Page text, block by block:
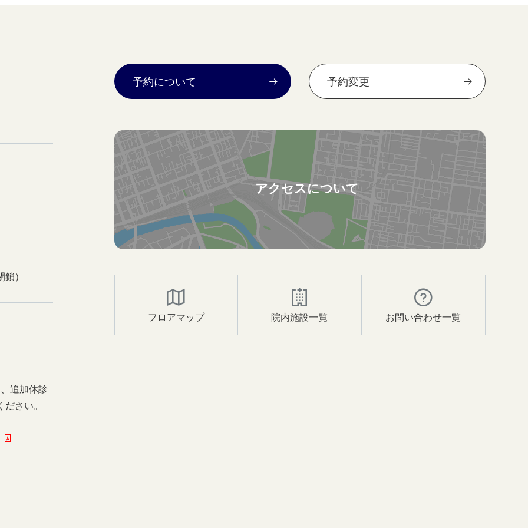
）
追加休診
さい。
予約について 予約変更
アクセスについて
フロアマップ 院内施設一覧 お問い合わせ一覧